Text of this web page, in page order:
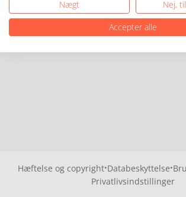
Hæftelse og copyright·Databeskyttelse·
Privatlivsindstillinger
Nægt
Nej,
Accepter alle